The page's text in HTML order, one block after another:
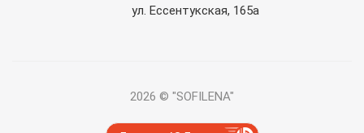
ул. Ессентукская, 165а
2026 © "SOFILENA"